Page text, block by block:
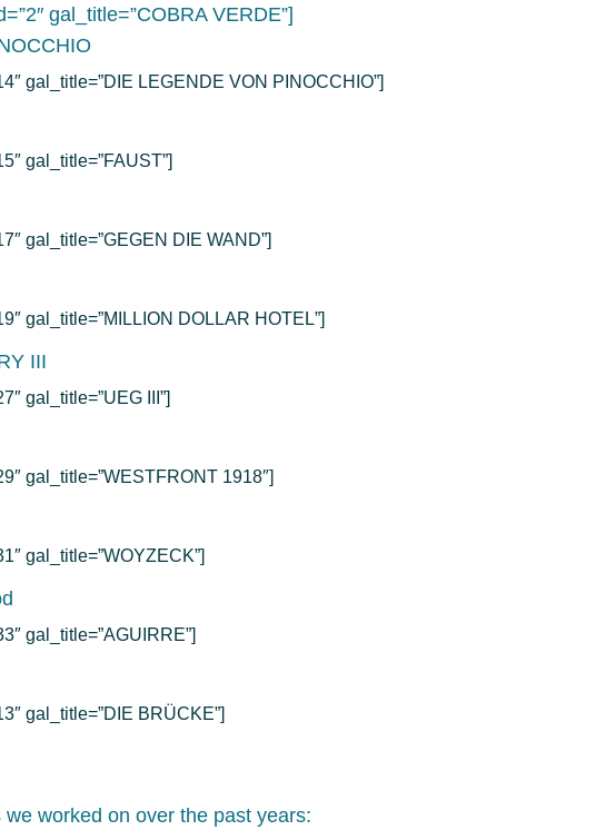
gal_title=”COBRA VERDE”]
gal_title=”DIE LEGENDE VON PINOCCHIO”]
gal_title=”FAUST”]
gal_title=”GEGEN DIE WAND”]
gal_title=”MILLION DOLLAR HOTEL”]
III
gal_title=”UEG III”]
gal_title=”WESTFRONT 1918″]
gal_title=”WOYZECK”]
gal_title=”AGUIRRE”]
gal_title=”DIE BRÜCKE”]
worked on over the past years: